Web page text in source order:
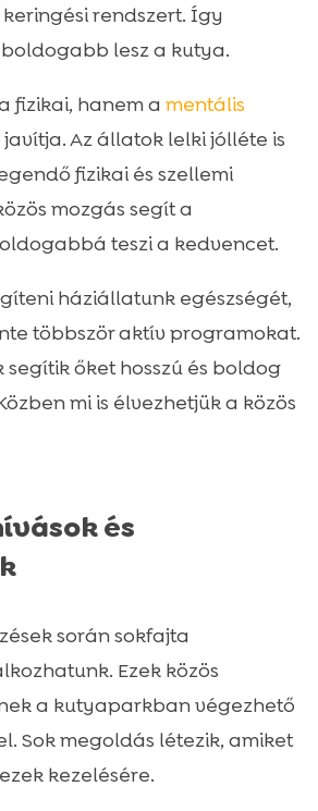
rendszert. Így
lesz a kutya.
fizikai, hanem a mentális
Az állatok lelki jólléte is
fizikai és szellemi
mozgás segít a
teszi a kedvencet.
háziállatunk egészségét,
többször aktív programokat.
segítik őket hosszú és boldog
mi is élvezhetjük a közös
és
során sokfajta
Ezek közös
a kutyaparkban végezhető
Sok megoldás létezik, amiket
kezelésére.